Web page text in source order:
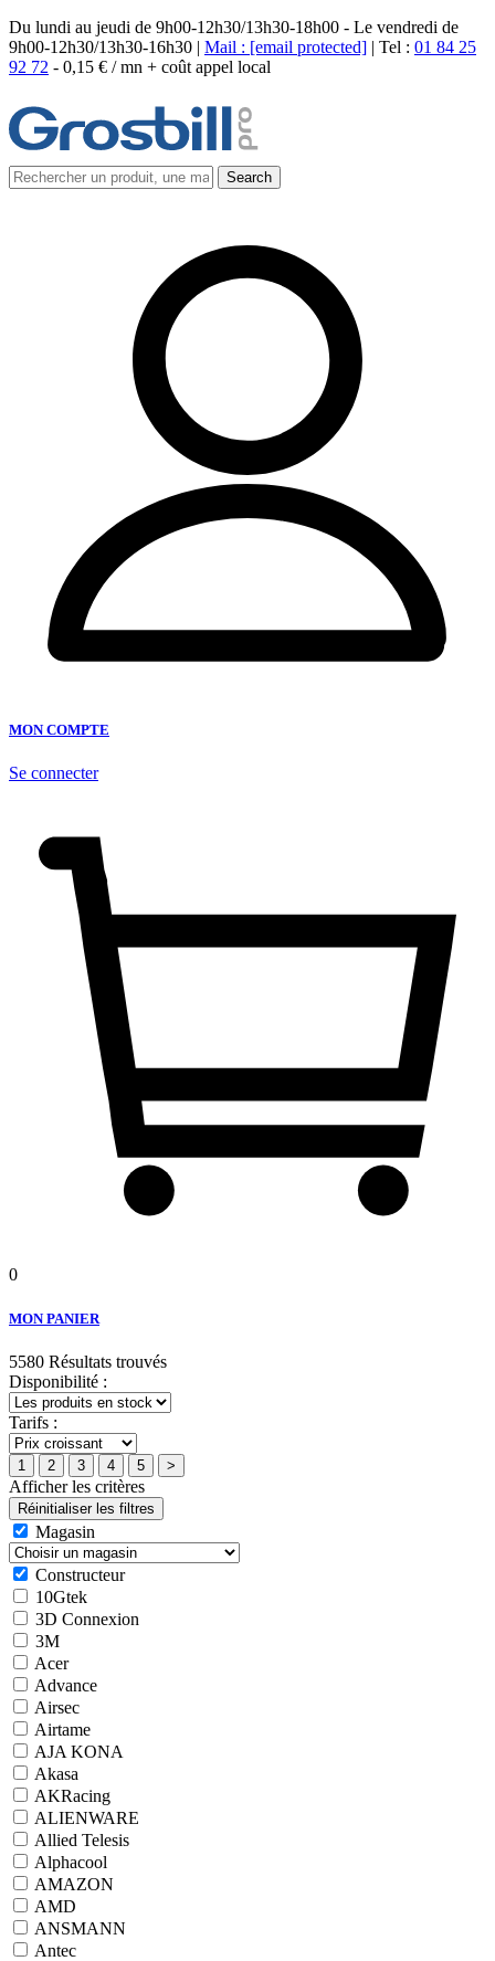
Du lundi au jeudi de 9h00-12h30/13h30-18h00 - Le vendredi de
9h00-12h30/13h30-16h30 | Mail : [email protected] | Tel : 01 84 25
92 72 - 0,15 € / mn + coût appel local
MON COMPTE
Se connecter
0
MON PANIER
5580 Résultats trouvés
Disponibilité :
Tarifs :
Afficher les critères
Magasin
Constructeur
10Gtek
3D Connexion
3M
Acer
Advance
Airsec
Airtame
AJA KONA
Akasa
AKRacing
ALIENWARE
Allied Telesis
Alphacool
AMAZON
AMD
ANSMANN
Antec